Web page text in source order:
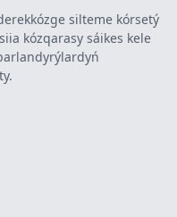
silteme kórsetý
kózqarasy sáikes kele